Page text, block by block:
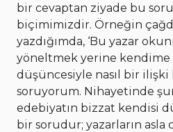
bir cevaptan ziyade bu
biçimimizdir. Örneğin
yazdığımda, ‘Bu yazar
yöneltmek yerine kendime
düşüncesiyle nasıl bir
soruyorum. Nihayetinde
edebiyatın bizzat kendisi
bir sorudur; yazarların asla